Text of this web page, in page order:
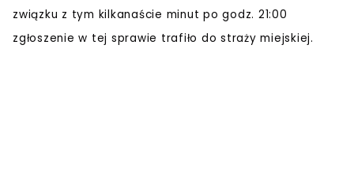
związku z tym kilkanaście minut po godz. 21:00
zgłoszenie w tej sprawie trafiło do straży miejskiej.